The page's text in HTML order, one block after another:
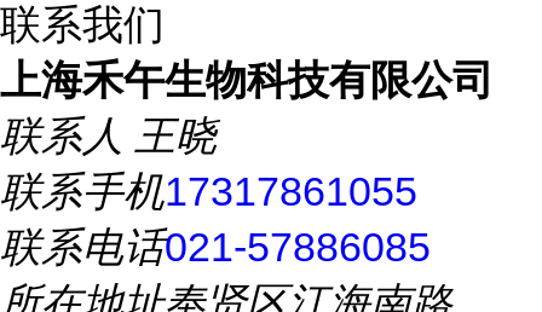
联系我们
上海禾午生物科技有限公司
联系人 王晓
联系手机17317861055
联系电话021-57886085
所在地址奉贤区江海南路